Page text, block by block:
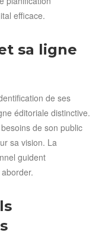
efficace.
sa ligne
de ses
éditoriale distinctive.
de son public
sa vision. La
guident